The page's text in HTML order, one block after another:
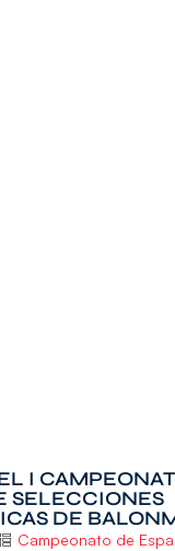
I
SELECCIONES
DE
Campeonato de